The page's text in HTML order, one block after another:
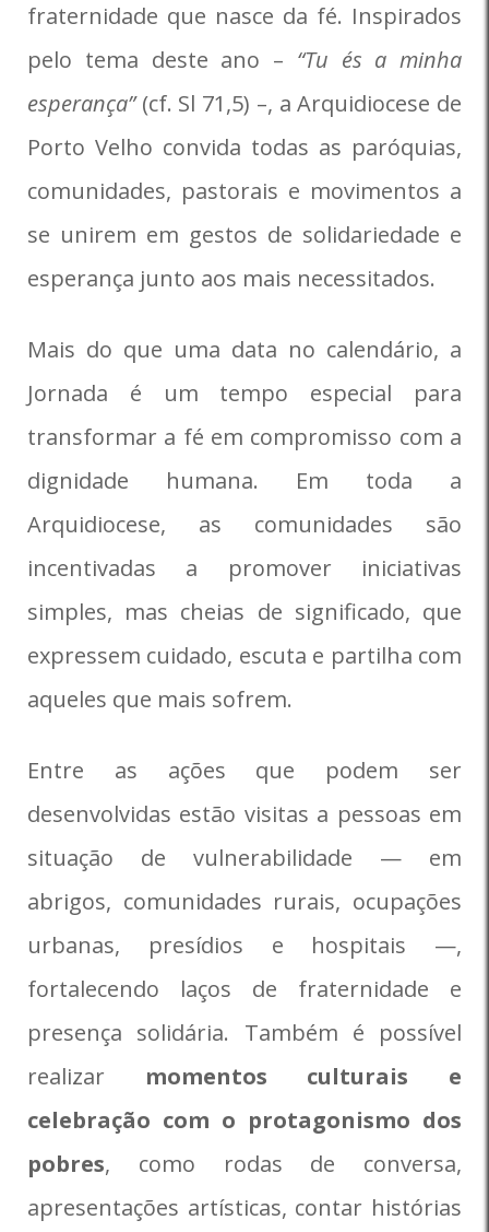
fraternidade que nasce da fé. Inspirados
pelo tema deste ano – “Tu és a minha
esperança”(cf. Sl 71,5) –, a Arquidiocese de
Porto Velho convida todas as paróquias,
comunidades, pastorais e movimentos a
se unirem em gestos de solidariedade e
esperança junto aos mais necessitados.
Mais do que uma data no calendário, a
Jornada é um tempo especial para
transformar a fé em compromisso com a
dignidade humana. Em toda a
Arquidiocese, as comunidades são
incentivadas a promover iniciativas
simples, mas cheias de significado, que
expressem cuidado, escuta e partilha com
aqueles que mais sofrem.
Entre as ações que podem ser
desenvolvidas estão visitas a pessoas em
situação de vulnerabilidade — em
abrigos, comunidades rurais, ocupações
urbanas, presídios e hospitais —,
fortalecendo laços de fraternidade e
presença solidária. Também é possível
realizar momentos culturais e
celebração com o protagonismo dos
pobres, como rodas de conversa,
apresentações artísticas, contar histórias